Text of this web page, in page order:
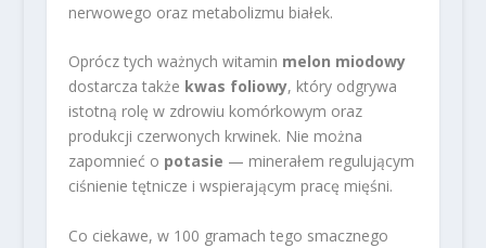
nerwowego oraz metabolizmu białek.
Oprócz tych ważnych witamin melon miodowy
dostarcza także kwas foliowy, który odgrywa
istotną rolę w zdrowiu komórkowym oraz
produkcji czerwonych krwinek. Nie można
zapomnieć o potasie — minerałem regulującym
ciśnienie tętnicze i wspierającym pracę mięśni.
Co ciekawe, w 100 gramach tego smacznego